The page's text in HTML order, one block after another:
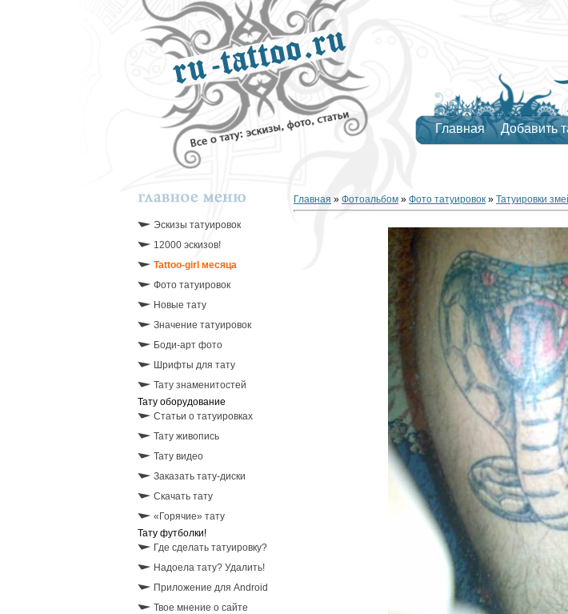
Главная Добавить
Эскизы татуировок
12000 эскизов!
Tattoo-girl месяца
Фото татуировок
Новые тату
Значение татуировок
Боди-арт фото
Шрифты для тату
Тату знаменитостей
Тату оборудование
Статьи о татуировках
Тату живопись
Тату видео
Заказать тату-диски
Скачать тату
«Горячие» тату
Тату футболки!
Где сделать татуировку?
Надоела тату? Удалить!
Приложение для Android
Твое мнение о сайте
Главная » Фотоальбом » Фото татуировок » Татуировки